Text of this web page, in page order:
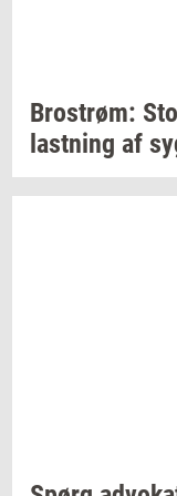
Bro­strøm:
last­ning af